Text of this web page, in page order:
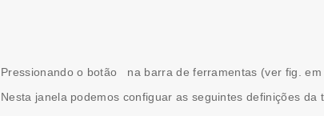
Pressionando o botão
na barra de ferramentas (ver fig.
Nesta janela podemos configuar as seguintes definições da